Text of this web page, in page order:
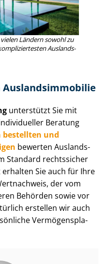
Ländern sowohl zu
Aus­lands­
unterstützt Sie mit
Beratung
und
bewerten Aus­lands­
Standard rechtssicher
Sie auch für Ihre
der vom
Behörden sowie vor
erstellen wir auch
Ver­mö­gens­pla­